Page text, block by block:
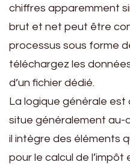
chiffres apparemment
brut et net peut être
processus sous forme
téléchargez les
d’un fichier dédié.
La logique générale est
situe généralement au-
il intègre des éléments
pour le calcul de